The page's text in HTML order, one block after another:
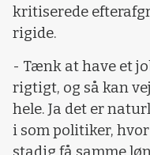
kritiserede
rigide.
- Tænk at have et
rigtigt, og så kan
hele. Ja det er
i som politiker,